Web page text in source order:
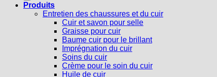
Produits
Entretien des chaussures et du cuir
Cuir et savon pour selle
Graisse pour cuir
Baume cuir pour le brillant
Imprégnation du cuir
Soins du cuir
Crème pour le soin du cuir
Huile de cuir